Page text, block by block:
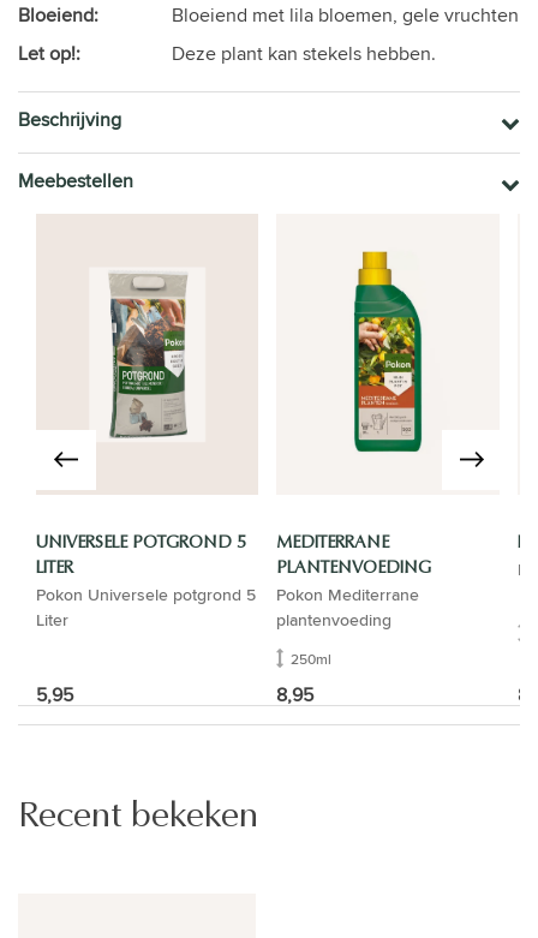
Bloeiend:
Bloeiend met lila bloemen, gele vruchten
Let op!:
Deze plant kan stekels hebben.
Beschrijving
Meebestellen
UNIVERSELE POTGROND 5
LITER
Pokon Universele potgrond 5
Liter
5,95
MEDITERRANE
PLANTENVOEDING
Pokon Mediterrane
plantenvoeding
250ml
8,95
Recent bekeken